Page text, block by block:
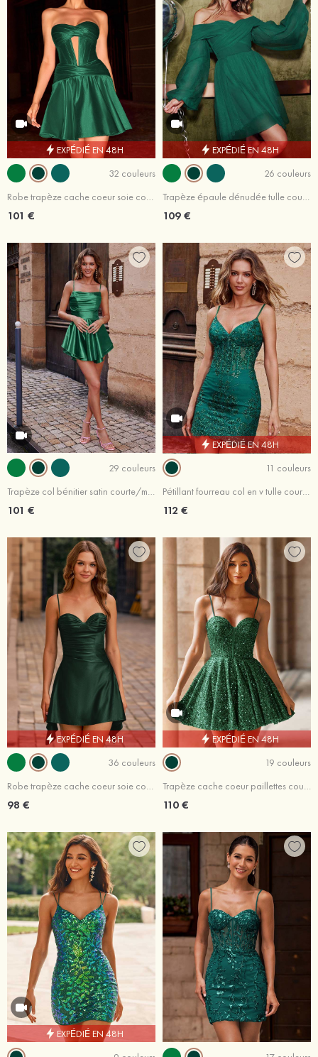
EXPÉDIÉ EN 48H
32 couleurs
Robe trapèze cache coeur soie comme du satin courte/mini robe de fête de la rentrée
101 €
EXPÉDIÉ EN 48H
26 couleurs
Trapèze épaule dénudée tulle courte/mini robe de fête de la rentrée avec plissé
109 €
29 couleurs
Trapèze col bénitier satin courte/mini robe de fête de la rentrée
101 €
EXPÉDIÉ EN 48H
11 couleurs
Pétillant fourreau col en v tulle courte/mini robe de fête de la rentrée
112 €
EXPÉDIÉ EN 48H
36 couleurs
Robe trapèze cache coeur soie comme du satin courte/mini robe de fête de la rentré avec plissé drapé latéral
98 €
EXPÉDIÉ EN 48H
19 couleurs
Trapèze cache coeur paillettes courte/mini robe de fête de la rentrée
110 €
EXPÉDIÉ EN 48H